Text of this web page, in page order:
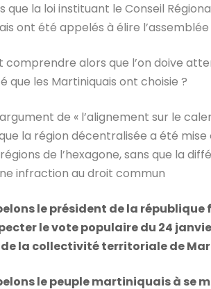
que la loi instituant le Conseil
ont été appelés à élire
comprendre alors que l’on doive
que les Martiniquais ont choisie ?
de « l’alignement sur le
la région décentralisée a été mise
de l’hexagone, sans que la
infraction au droit commun
le président de la
le vote populaire du 24
la collectivité territoriale de
le peuple martiniquais à se